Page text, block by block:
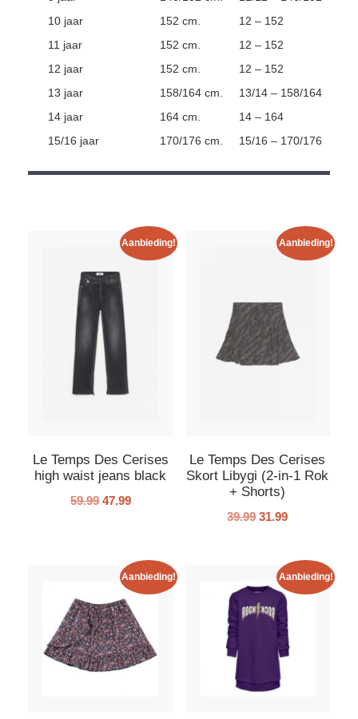
10 jaar
152 cm.
12 – 152
11 jaar
152 cm.
12 – 152
12 jaar
152 cm.
12 – 152
13 jaar
158/164 cm.
13/14 – 158/164
14 jaar
164 cm.
14 – 164
15/16 jaar
170/176 cm. 15/16 – 170/176
Aanbieding!
Le Temps Des Cerises
high waist jeans black
59.99 47.99
Aanbieding!
Le Temps Des Cerises
Skort Libygi (2-in-1 Rok
+ Shorts)
39.99 31.99
Aanbieding! Aanbieding!